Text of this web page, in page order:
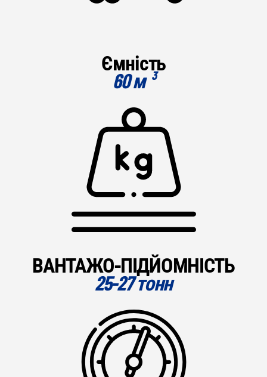
Ємність
60 м ³
ВАНТАЖО-ПІДЙОМНІСТЬ
25-27 тонн